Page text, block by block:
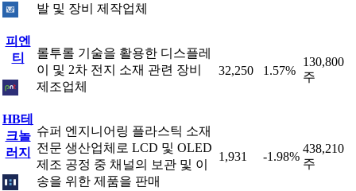
발 및 장비 제작업체
피엔
티
롤투롤 기술을 활용한 디스플레
이 및 2차 전지 소재 관련 장비
제조업체
32,250 1.57%
130,800
주
HB테
크놀
러지
슈퍼 엔지니어링 플라스틱 소재
전문 생산업체로 LCD 및 OLED
제조 공정 중 채널의 보관 및 이
송을 위한 제품을 판매
1,931 -1.98%
438,210
주